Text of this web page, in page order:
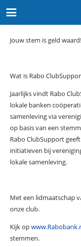
Jouw stem is geld waard!
Wat is Rabo
Jaarlijks vindt Rabo
lokale banken
samenleving via
op basis van een
Rabo ClubSupport
initiatieven bij
lokale samenleving.
Met een lidmaatschap
onze club.
Kijk op
stemmen.